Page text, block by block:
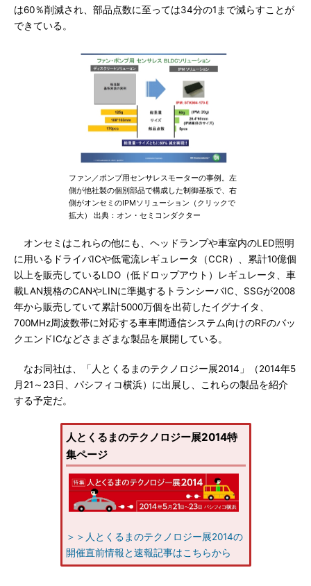
は60％削減され、部品点数に至っては34分の1まで減らすことが
できている。
ファン／ポンプ用センサレスモーターの事例。左
側が他社製の個別部品で構成した制御基板で、右
側がオンセミのIPMソリューション（クリックで
拡大） 出典：オン・セミコンダクター
オンセミはこれらの他にも、ヘッドランプや車室内のLED照明
に用いるドライバICや低電流レギュレータ（CCR）、累計10億個
以上を販売しているLDO（低ドロップアウト）レギュレータ、車
載LAN規格のCANやLINに準拠するトランシーバIC、SSGが2008
年から販売していて累計5000万個を出荷したイグナイタ、
700MHz周波数帯に対応する車車間通信システム向けのRFのバッ
クエンドICなどさまざまな製品を展開している。
なお同社は、「人とくるまのテクノロジー展2014」（2014年5
月21～23日、パシフィコ横浜）に出展し、これらの製品を紹介
する予定だ。
人とくるまのテクノロジー展2014特
集ページ
＞＞人とくるまのテクノロジー展2014の
開催直前情報と速報記事はこちらから